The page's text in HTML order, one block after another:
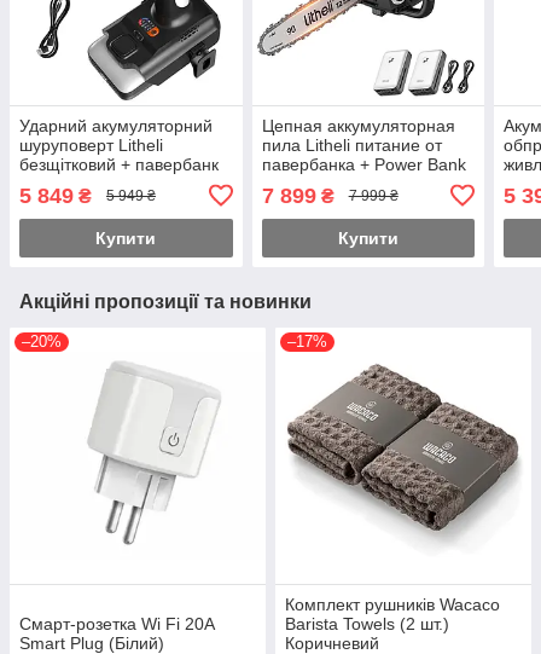
Ударний акумуляторний
шуруповерт Litheli
безщітковий + павербанк
20000mAh 45W
5 849 ₴ 5 949 ₴
Купити
Цепная аккумуляторная
пила Litheli питание от
павербанка + Power Bank
Litheli 20000 mAh 45W 2А
7 899₴ 7 999 ₴
Купити
5
Акційні пропозиції та новинки
–20%
Смарт-розетка Wi Fi 20А
Smart Plug (Білий)
–17%
Комплект рушників Wacaco
Barista Towels (2 шт.)
Коричневий